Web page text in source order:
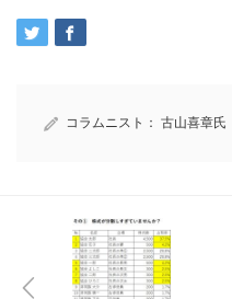
コラムニスト： 古山喜章氏